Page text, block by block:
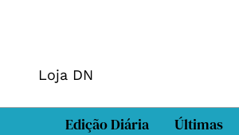
Loja DN
Edição Diária Últimas